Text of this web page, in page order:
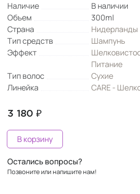
Наличие
В наличии
Объем
300ml
Страна
Нидерланды
Тип средств
Шампунь
Эффект
Питание
Тип волос
Сухие
Линейка
CARE -
3 180 ₽
В корзину
Остались вопросы?
Позвоните или напишите нам!